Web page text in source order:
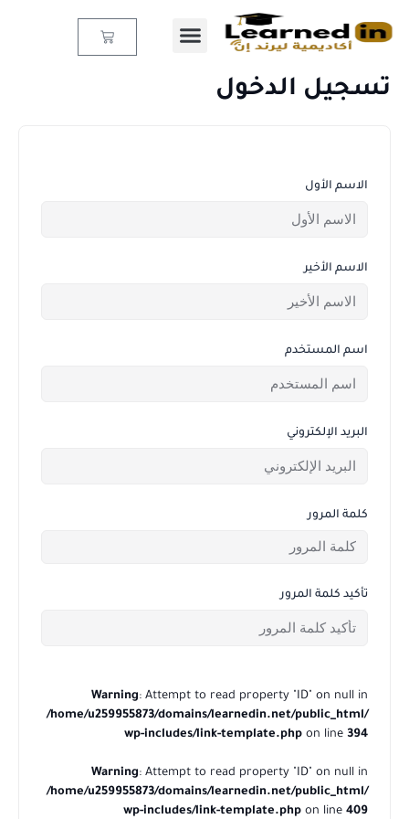
المحتوى
Cart
تسجيل الدخول
الاسم الأول
الاسم الأخير
اسم المستخدم
البريد الإلكتروني
كلمة المرور
تأكيد كلمة المرور
Warning: Attempt to read property "ID" on null in
/home/u259955873/domains/learnedin.net/public_html/
wp-includes/link-template.php on line 394
Warning: Attempt to read property "ID" on null in
/home/u259955873/domains/learnedin.net/public_html/
wp-includes/link-template.php on line 409